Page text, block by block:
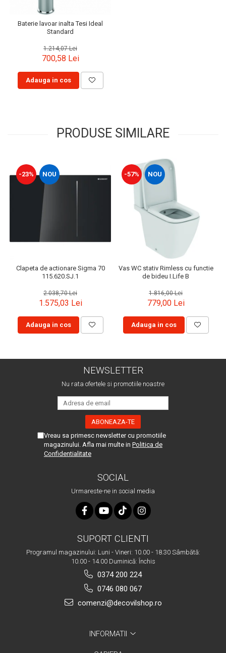
Baterie lavoar inalta Tesi Ideal
Standard
1.214,07 Lei
700,58 Lei
Adauga in cos
PRODUSE SIMILARE
-23% NOU
Clapeta de actionare Sigma 70
115.620.SJ.1
2.038,70 Lei
1.575,03 Lei
Adauga in cos
-57% NOU
Vas WC stativ Rimless cu functie
de bideu I.Life B
1.816,00 Lei
779,00 Lei
Adauga in cos
NEWSLETTER
Nu rata ofertele si promotiile noastre
Vreau sa primesc newsletter cu promotiile
magazinului. Afla mai multe in Politica de
Confidentialitate
SOCIAL
Urmareste-ne in social media
SUPORT CLIENTI
Programul magazinului: Luni - Vineri: 10.00 - 18.30 Sâmbătă:
10.00 - 14.00 Duminică: Închis
0374 200 224
0746 080 067
comenzi@decovilshop.ro
INFORMATII